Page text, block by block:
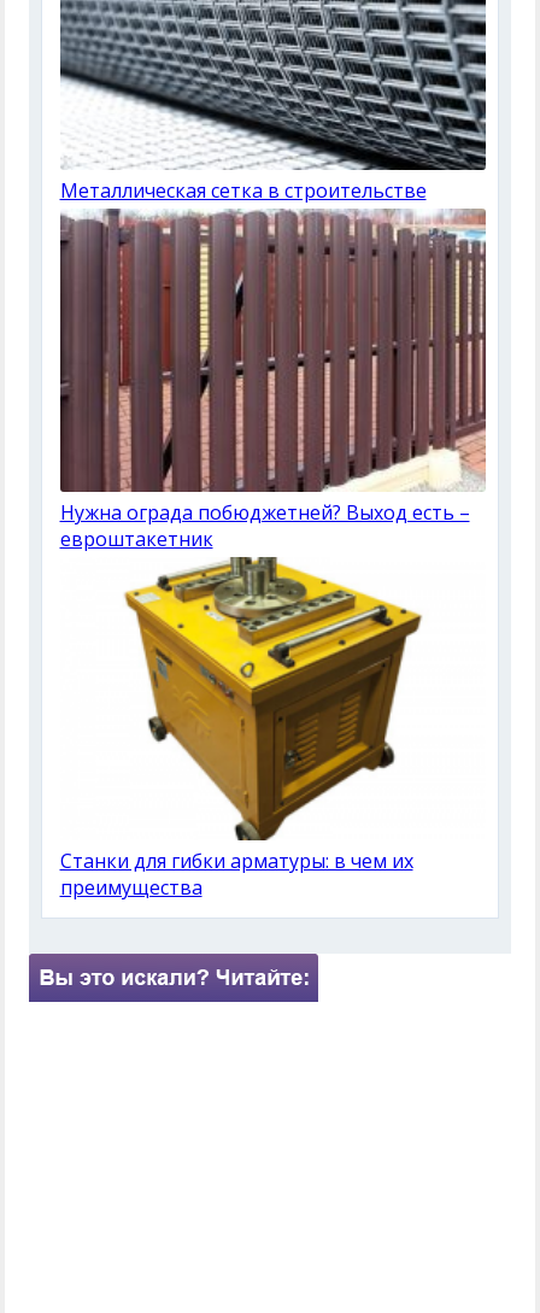
Металлическая сетка в строительстве
Нужна ограда побюджетней? Выход есть –
евроштакетник
Станки для гибки арматуры: в чем их
преимущества